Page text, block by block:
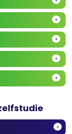
+
+
+
+
+